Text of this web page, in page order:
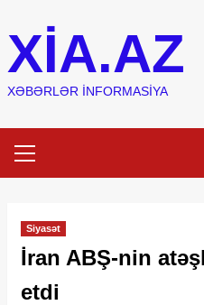
to
content
XIA.AZ
XƏBƏRLƏR INFORMASIYA
Menu
Siyasət
İran ABŞ-nin
etdi